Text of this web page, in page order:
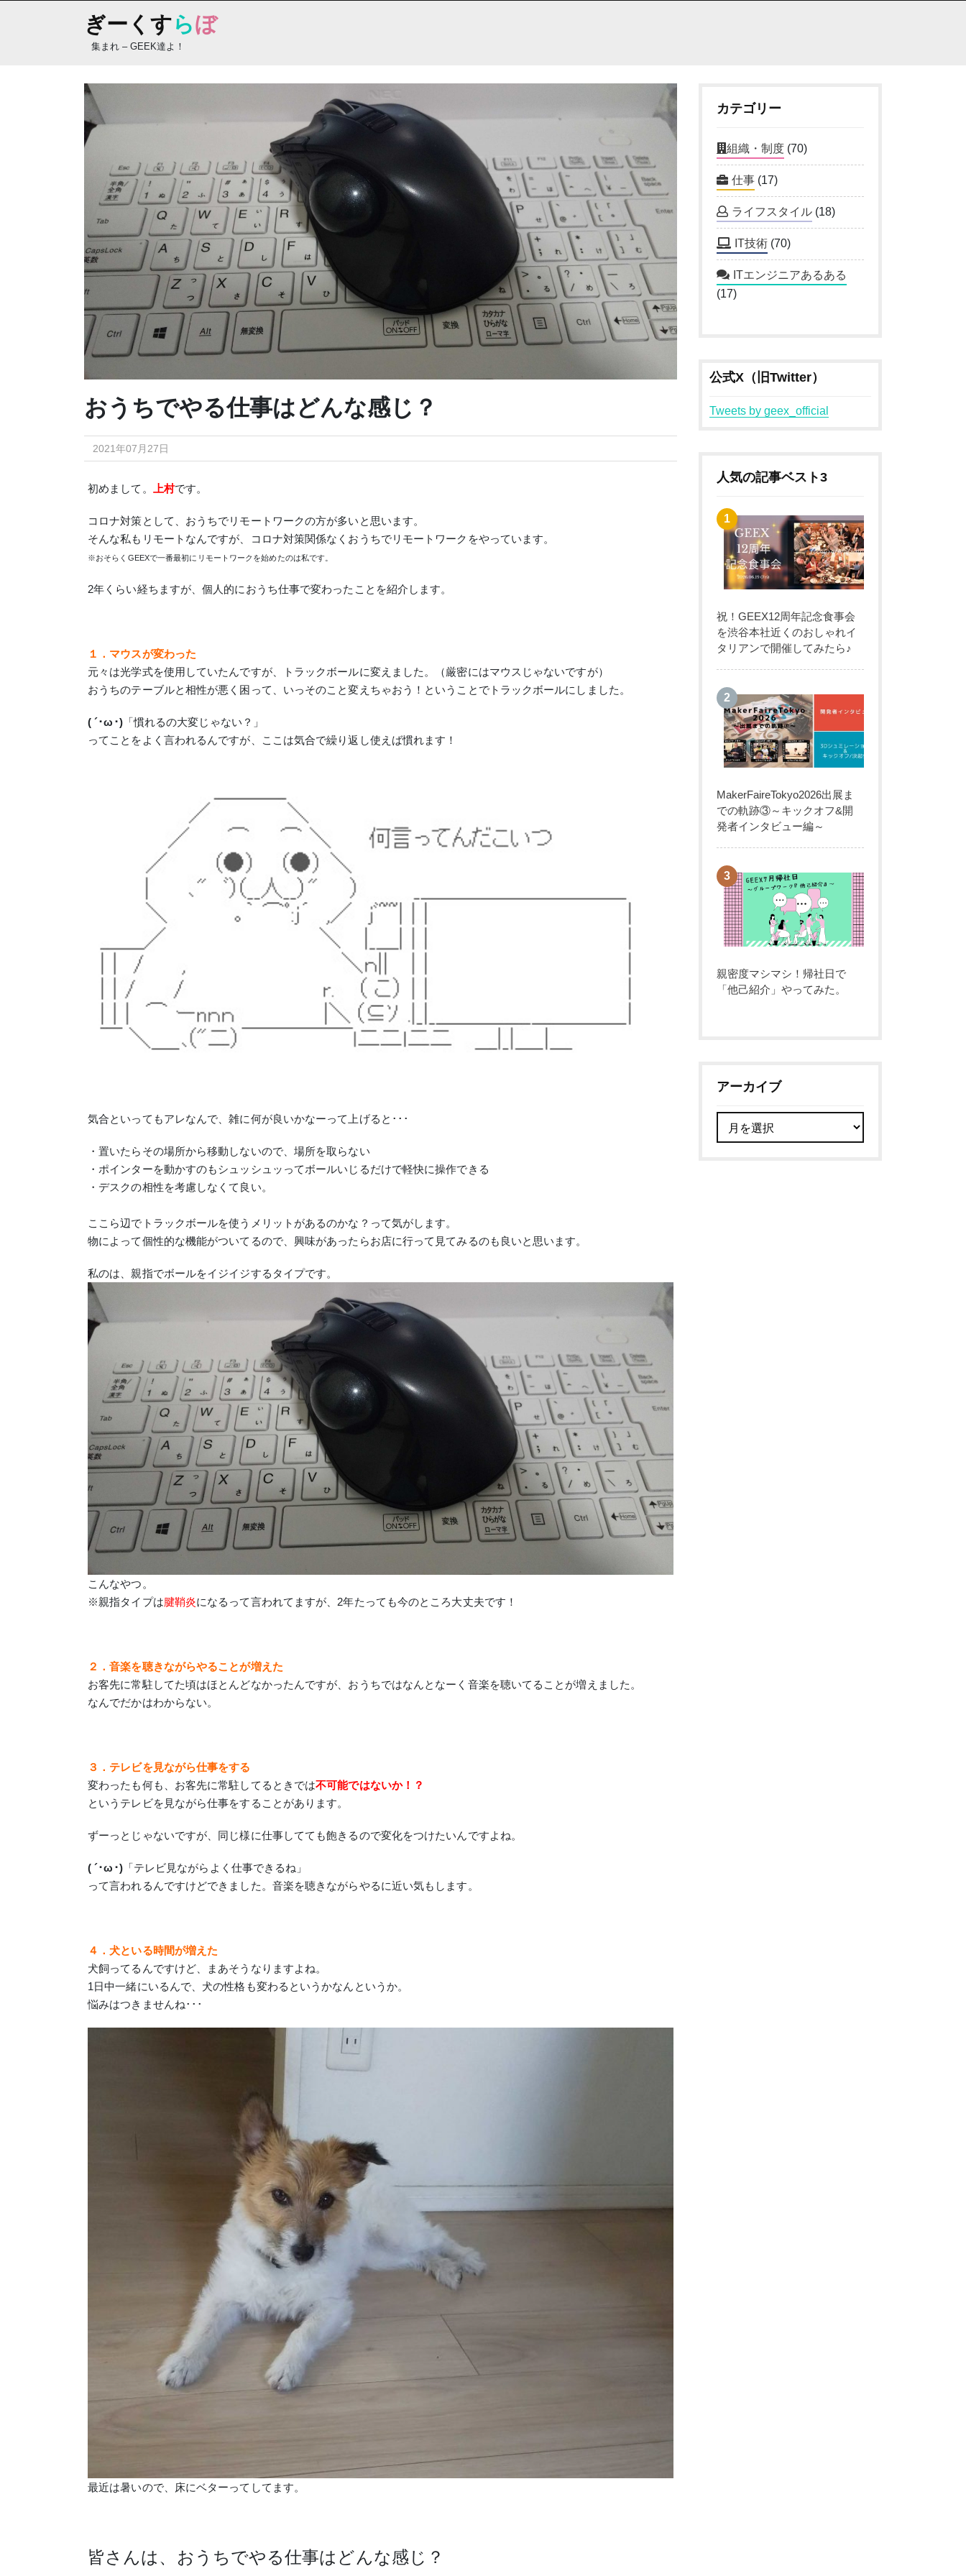
ぎーくすらぼ
集まれ – GEEK達よ！
おうちでやる仕事はどんな感じ？
2021年07月27日
初めまして。 上村です。
コロナ対策として、おうちでリモートワークの方が多いと思います。
そんな私もリモートなんですが、コロナ対策関係なくおうちでリモートワークをやっています。
※おそらくGEEXで一番最初にリモートワークを始めたのは私です。
2年くらい経ちますが、個人的におうち仕事で変わったことを紹介します。
１．マウスが変わった
元々は光学式を使用していたんですが、トラックボールに変えました。（厳密にはマウスじゃないですが）
おうちのテーブルと相性が悪く困って、いっそのこと変えちゃおう！ということでトラックボールにしました。
( ´･ω･)「慣れるの大変じゃない？」
ってことをよく言われるんですが、ここは気合で繰り返し使えば慣れます！
気合といってもアレなんで、雑に何が良いかなーって上げると･･･
・置いたらその場所から移動しないので、場所を取らない
・ポインターを動かすのもシュッシュッってボールいじるだけで軽快に操作できる
・デスクの相性を考慮しなくて良い。
ここら辺でトラックボールを使うメリットがあるのかな？って気がします。
物によって個性的な機能がついてるので、興味があったらお店に行って見てみるのも良いと思います。
私のは、親指でボールをイジイジするタイプです。
こんなやつ。
※親指タイプは腱鞘炎になるって言われてますが、2年たっても今のところ大丈夫です！
２．音楽を聴きながらやることが増えた
お客先に常駐してた頃はほとんどなかったんですが、おうちではなんとなーく音楽を聴いてることが増えました。
なんでだかはわからない。
３．テレビを見ながら仕事をする
変わったも何も、お客先に常駐してるときでは不可能ではないか！？
というテレビを見ながら仕事をすることがあります。
ずーっとじゃないですが、同じ様に仕事してても飽きるので変化をつけたいんですよね。
( ´･ω･)「テレビ見ながらよく仕事できるね」
って言われるんですけどできました。音楽を聴きながらやるに近い気もします。
４．犬といる時間が増えた
犬飼ってるんですけど、まあそうなりますよね。
1日中一緒にいるんで、犬の性格も変わるというかなんというか。
悩みはつきませんね･･･
最近は暑いので、床にベターってしてます。
皆さんは、おうちでやる仕事はどんな感じ？
カテゴリー
組織・制度 (70)
仕事 (17)
ライフスタイル (18)
IT技術 (70)
ITエンジニアあるある
(17)
公式X（旧Twitter）
Tweets by geex_official
人気の記事ベスト3
祝！GEEX12周年記念食事会
を渋谷本社近くのおしゃれイ
タリアンで開催してみたら♪
MakerFaireTokyo2026出展ま
での軌跡③～キックオフ&開
発者インタビュー編～
親密度マシマシ！帰社日で
「他己紹介」やってみた。
アーカイブ